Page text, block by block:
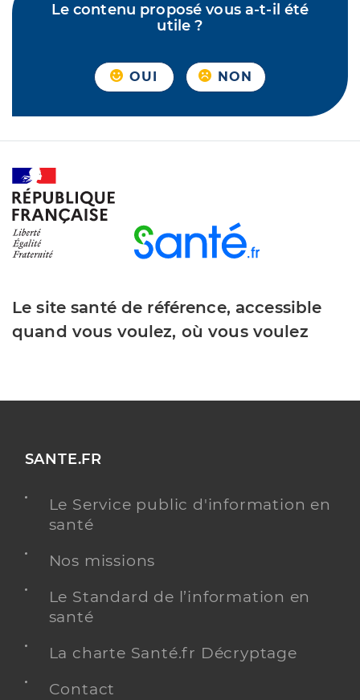
Le contenu proposé vous a-t-il été
utile ?
OUI NON
Le site santé de référence, accessible
quand vous voulez, où vous voulez
SANTE.FR
Le Service public d'information en
santé
Nos missions
Le Standard de l’information en
santé
La charte Santé.fr Décryptage
Contact